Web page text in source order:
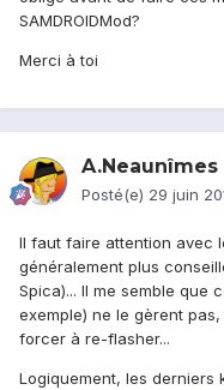
SAMDROIDMod?
Merci à toi
A.Neaunîmes
Posté(e) 29 juin
Il faut faire attention avec
généralement plus
Spica)... Il me semble que
exemple) ne le gèrent
forcer à re-flasher...
Logiquement, les derniers